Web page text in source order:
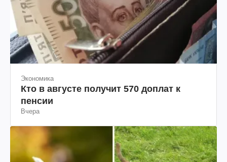
Экономика
Кто в августе получит 570 доплат к
пенсии
Вчера